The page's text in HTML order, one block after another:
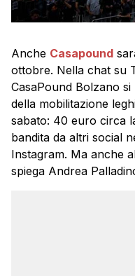
Anche Casapound
ottobre. Nella chat su
CasaPound Bolzano
della mobilitazione
sabato: 40 euro circa
bandita da altri social
Instagram. Ma anche
spiega Andrea